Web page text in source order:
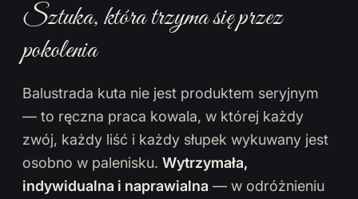
Sztuka, która trzyma się przez
pokolenia
Balustrada kuta nie jest produktem seryjnym
— to ręczna praca kowala, w której każdy
zwój, każdy liść i każdy słupek wykuwany jest
osobno w palenisku. Wytrzymała,
indywidualna i naprawialna — w odróżnieniu